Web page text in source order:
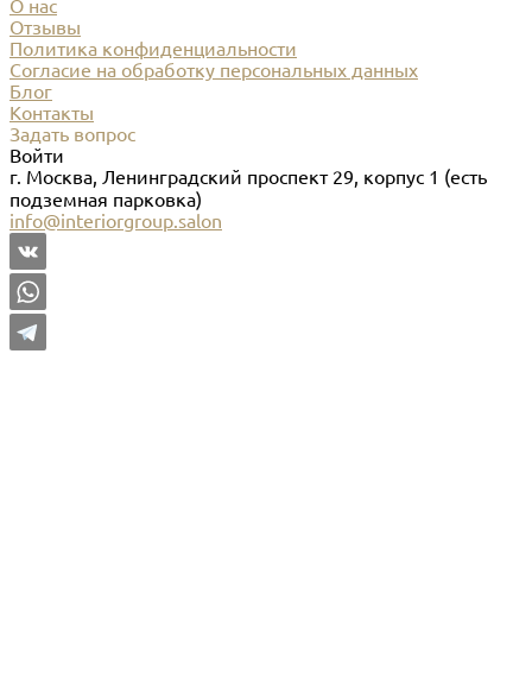
О нас
Отзывы
Политика конфиденциальности
Согласие на обработку персональных данных
Блог
Контакты
Задать вопрос
Войти
г. Москва, Ленинградский проспект 29, корпус 1 (есть
подземная парковка)
info@interiorgroup.salon